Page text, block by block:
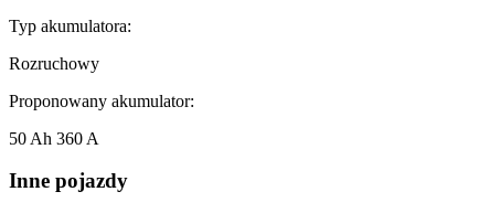
Typ akumulatora:
Rozruchowy
Proponowany akumulator:
50 Ah 360 A
Inne pojazdy